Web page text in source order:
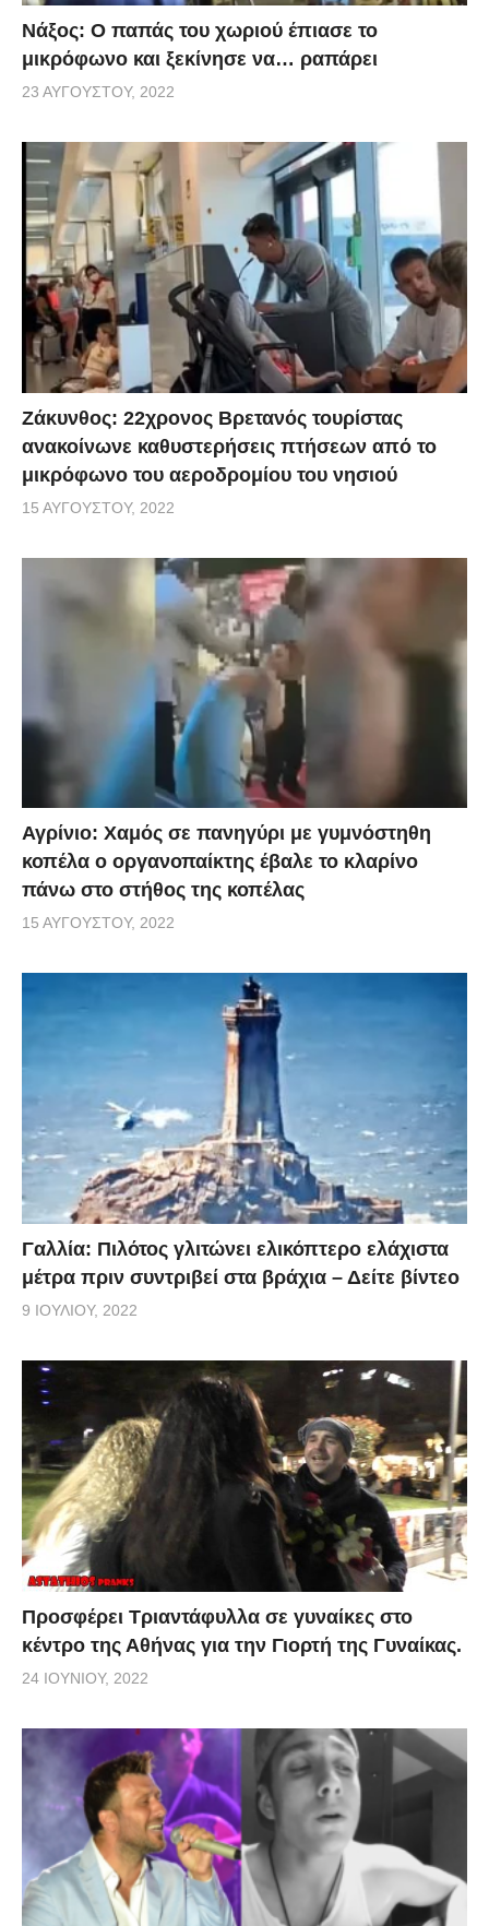
Νάξος: Ο παπάς του χωριού έπιασε το
μικρόφωνο και ξεκίνησε να… ραπάρει
23 ΑΥΓΟΎΣΤΟΥ, 2022
Ζάκυνθος: 22χρονος Βρετανός τουρίστας
ανακοίνωνε καθυστερήσεις πτήσεων από το
μικρόφωνο του αεροδρομίου του νησιού
15 ΑΥΓΟΎΣΤΟΥ, 2022
Αγρίνιο: Χαμός σε πανηγύρι με γυμνόστηθη
κοπέλα ο οργανοπαίκτης έβαλε το κλαρίνο
πάνω στο στήθος της κοπέλας
15 ΑΥΓΟΎΣΤΟΥ, 2022
Γαλλία: Πιλότος γλιτώνει ελικόπτερο ελάχιστα
μέτρα πριν συντριβεί στα βράχια – Δείτε βίντεο
9 ΙΟΥΛΊΟΥ, 2022
Προσφέρει Τριαντάφυλλα σε γυναίκες στο
κέντρο της Αθήνας για την Γιορτή της Γυναίκας.
24 ΙΟΥΝΊΟΥ, 2022